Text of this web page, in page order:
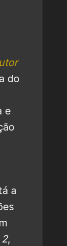
do
e
a
,